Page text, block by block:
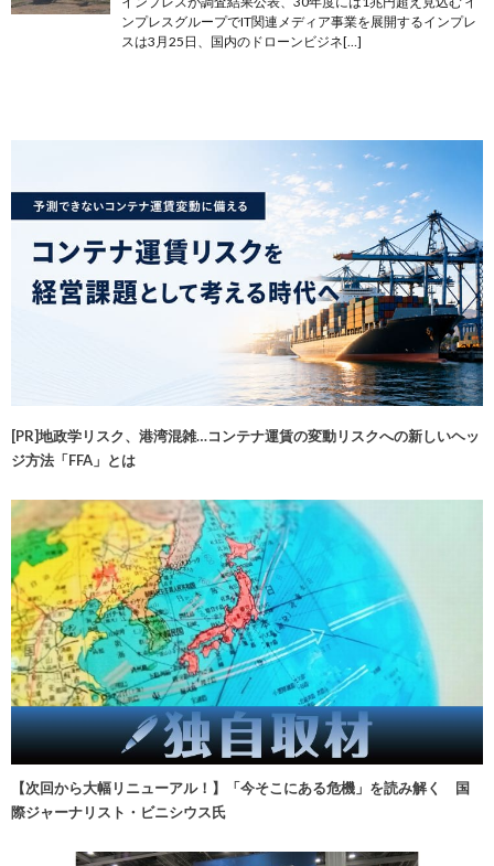
ンプレスグループでIT関連メディア事業を展開するインプレ
スは3月25日、国内のドローンビジネ[…]
[PR]地政学リスク、港湾混雑…コンテナ運賃の変動リスクへの新しいヘッ
ジ方法「FFA」とは
【次回から大幅リニューアル！】「今そこにある危機」を読み解く 国
際ジャーナリスト・ビニシウス氏